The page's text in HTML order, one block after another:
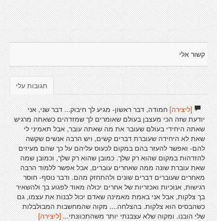
קשור אלי
תגובות עלי
[ליצירה]חמודה, דבר ראשון- מגיע לך חיבוק... דבר שני, אני
יודעת שזה הכי מעצבן בעולם שאומרים לך שמזדהים כשאתה מרגיש
שאתה היחידי בעולם שעובר את מה שאתה עובר, אבל תאמיני לי
שאת לא היחידה שעוברת דברים קשים, ויש הרבה אנשים שקשה
להם- ואפשר להעזר בהם במקום לכעוס עליהם על כך שהם מעיזים
להזדהות במקום שהוא רק שלך. כמובן שהוא רק שלך, וכמובן שמה
שאת עוברת שונה ממה שאחרים עוברים, אבל אפשר ללמוד הרבה
מאחרים שעוברים דברים שונים ולהתחזק מהם. ודבר נוסף- חוסר
רגישות, אנוכיות ואכזריות של אחרים יכולה מאוד לפגוע בך ולהשאיר
בך צלקות, אבל אני באמת מאמינה שאדם יכול לבנות את עצמו, גם
כשהבסיס הוא צלקות. בהצלחה.... מקוה שהמחשבות המבולבלות
שלי הובנו. ומקוה שלא עצבנתי יותר משהתכוונתי... [ליצירה]